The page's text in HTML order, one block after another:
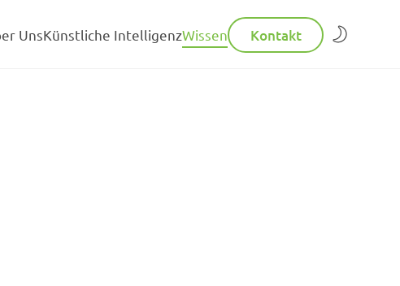
UnsKünstliche IntelligenzWissen Kontakt